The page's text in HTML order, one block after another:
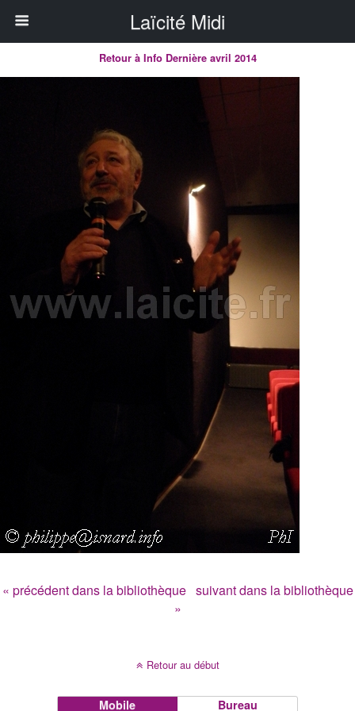
Laïcité Midi
Retour à Info Dernière avril 2014
« précédent dans la bibliothèque suivant dans la bibliothèque
»
Retour au début
Mobile Bureau